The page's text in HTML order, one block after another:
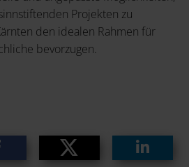
Projekten zu
den idealen Rahmen für
bevorzugen.